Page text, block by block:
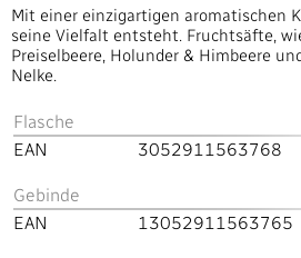
Mit einer einzigartigen aromatischen
seine Vielfalt entsteht. Fruchtsäfte,
Preiselbeere, Holunder & Himbeere
Nelke.
Flasche
EAN
3052911563768
Gebinde
EAN
13052911563765